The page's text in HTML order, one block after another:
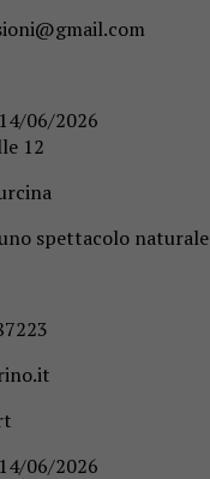
06/2026
12
spettacolo naturale
06/2026